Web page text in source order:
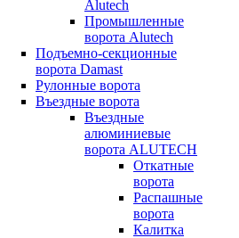
Alutech
Промышленные
ворота Alutech
Подъемно-секционные
ворота Damast
Рулонные ворота
Въездные ворота
Въездные
алюминиевые
ворота ALUTECH
Откатные
ворота
Распашные
ворота
Калитка